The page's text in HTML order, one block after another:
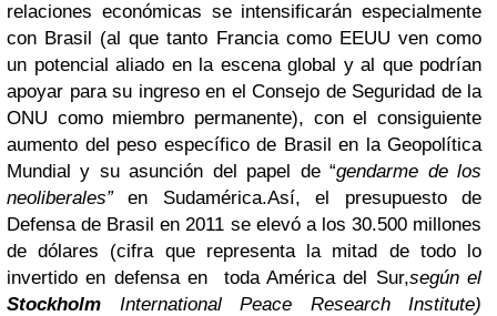
relaciones económicas se intensificarán especialmente
con Brasil (al que tanto Francia como EEUU ven como
un potencial aliado en la escena global y al que podrían
apoyar para su ingreso en el Consejo de Seguridad de la
ONU como miembro permanente), con el consiguiente
aumento del peso específico de Brasil en la Geopolítica
Mundial y su asunción del papel de “gendarme de los
neoliberales”en Sudamérica.Así, el presupuesto de
Defensa de Brasil en 2011 se elevó a los 30.500 millones
de dólares (cifra que representa la mitad de todo lo
invertido en defensa en toda América del Sur,según el
Stockholm International Peace Research Institute)